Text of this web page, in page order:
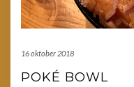
16 oktober 2018
POKÉ BOWL